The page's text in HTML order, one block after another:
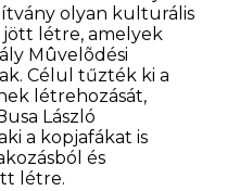
olyan kulturális
létre, amelyek
Mûvelõdési
Célul tűzték ki a
létrehozását,
László
a kopjafákat is
és
létre.